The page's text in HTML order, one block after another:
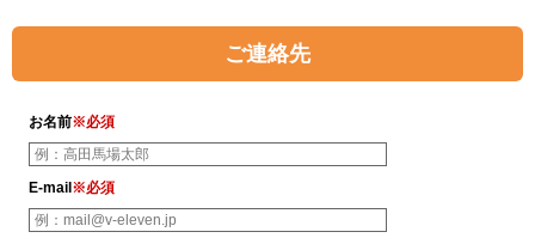
ご連絡先
お名前※必須
E-mail ※必須